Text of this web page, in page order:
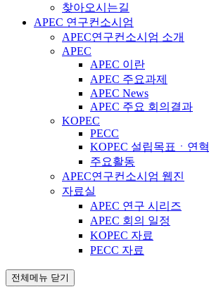
찾아오시는길
APEC 연구컨소시엄
APEC연구컨소시엄 소개
APEC
APEC 이란
APEC 주요과제
APEC News
APEC 주요 회의결과
KOPEC
PECC
KOPEC 설립목표ㆍ연혁
주요활동
APEC연구컨소시엄 웹진
자료실
APEC 연구 시리즈
APEC 회의 일정
KOPEC 자료
PECC 자료
전체메뉴 닫기